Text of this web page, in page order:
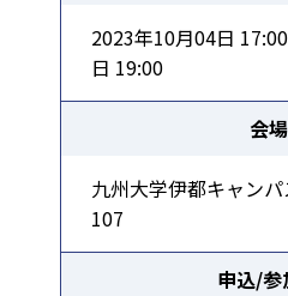
2023年10月04日
日 19:00
会場
九州大学伊都キャン
107
申込/参